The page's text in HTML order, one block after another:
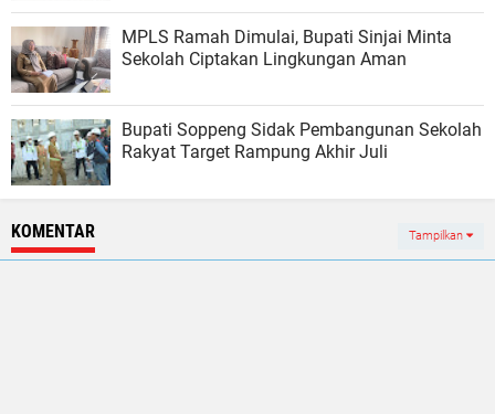
MPLS Ramah Dimulai, Bupati Sinjai Minta
Sekolah Ciptakan Lingkungan Aman
Bupati Soppeng Sidak Pembangunan Sekolah
Rakyat Target Rampung Akhir Juli
KOMENTAR Tampilkan